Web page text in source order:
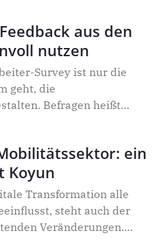
für Digitalisierung im
gibt im Interview
und zeigt
aus den
nutzen
Survey ist nur die
geht, die
Befragen heißt
So schöpfen
einer
zeigen ihrer Belegschaft,
ernst
der zeag GmbH und
im Interview, welche
ein
Koyun
Transformation alle
steht auch der
Veränderungen.